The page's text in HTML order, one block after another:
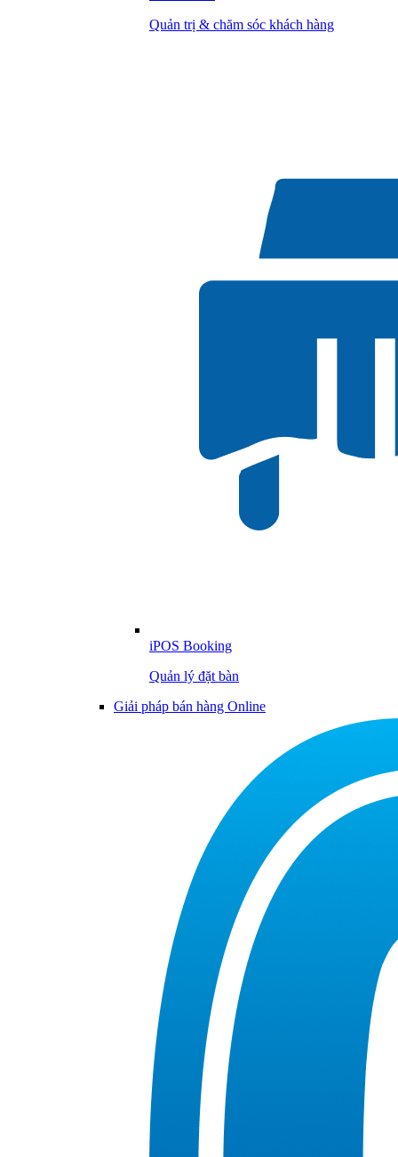
Quản trị & chăm sóc khách hàng
iPOS Booking
Quản lý đặt bàn
Giải pháp bán hàng Online